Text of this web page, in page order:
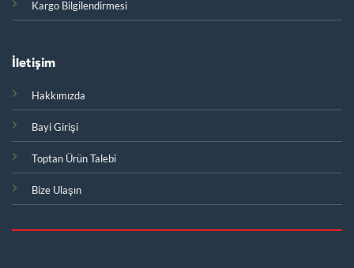
Kargo Bilgilendirmesi
İletişim
Hakkımızda
Bayi Girişi
Toptan Ürün Talebi
Bize Ulaşın